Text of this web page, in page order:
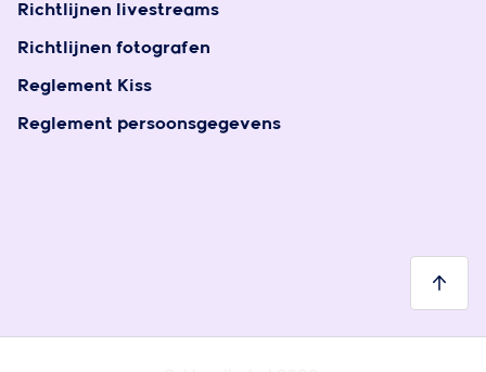
Richtlijnen livestreams
Richtlijnen fotografen
Reglement Kiss
Reglement persoonsgegevens